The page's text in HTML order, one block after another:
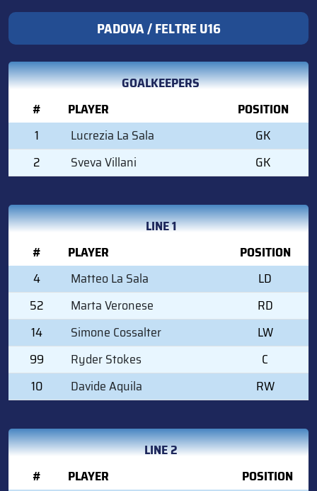
PADOVA / FELTRE U16
GOALKEEPERS
#
PLAYER
POSITION
1
Lucrezia La Sala
GK
2
Sveva Villani GK
LINE 1
#
PLAYER
POSITION
4
Matteo La Sala
LD
52
Marta Veronese
RD
14
Simone Cossalter
LW
99
Ryder Stokes
C
10
Davide Aquila RW
LINE 2
#
PLAYER
POSITION